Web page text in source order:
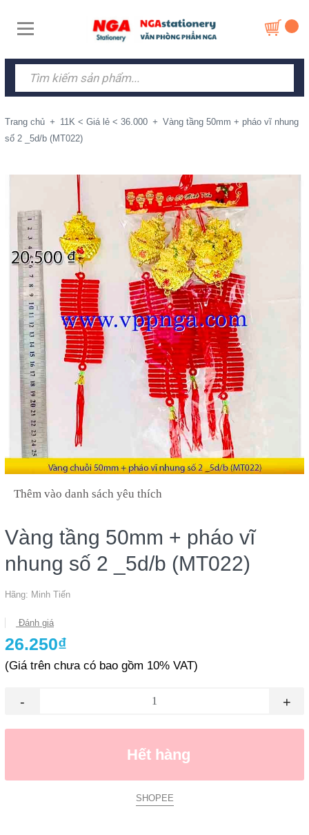
Trang chủ + 11K < Giá lẻ < 36.000 + Vàng tầng 50mm + pháo vĩ nhung
số 2 _5d/b (MT022)
Thêm vào danh sách yêu thích
Vàng tầng 50mm + pháo vĩ
nhung số 2 _5d/b (MT022)
Hãng: Minh Tiến
Đánh giá
26.250₫
(Giá trên chưa có bao gồm 10% VAT)
- +
Hết hàng
SHOPEE